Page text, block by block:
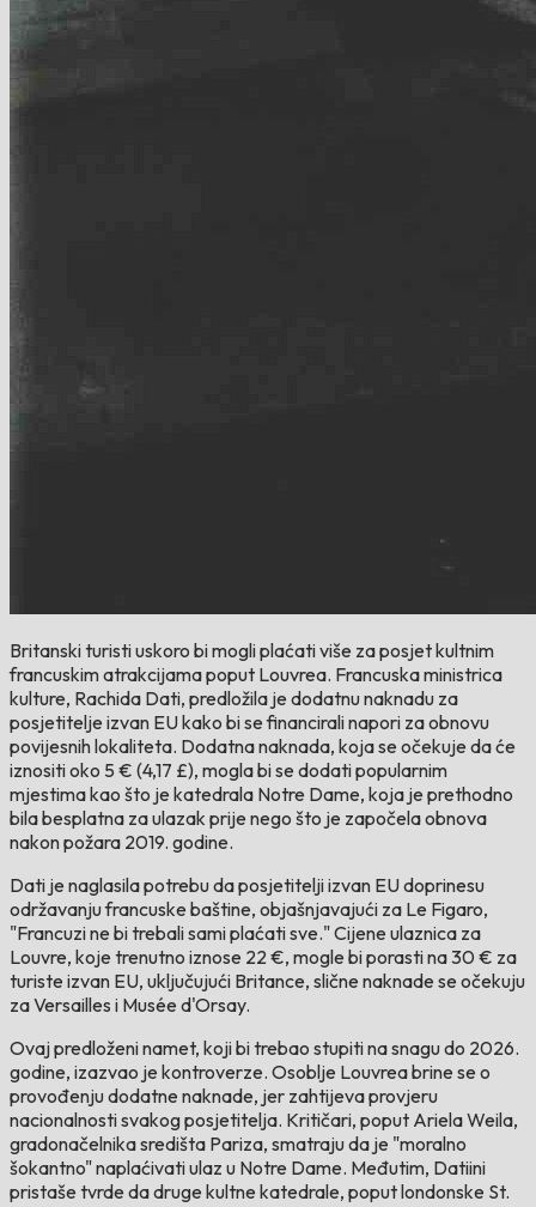
Britanski turisti uskoro bi mogli plaćati više za posjet kultnim
francuskim atrakcijama poput Louvrea. Francuska ministrica
kulture, Rachida Dati, predložila je dodatnu naknadu za
posjetitelje izvan EU kako bi se financirali napori za obnovu
povijesnih lokaliteta. Dodatna naknada, koja se očekuje da će
iznositi oko 5 € (4,17 £), mogla bi se dodati popularnim
mjestima kao što je katedrala Notre Dame, koja je prethodno
bila besplatna za ulazak prije nego što je započela obnova
nakon požara 2019. godine.
Dati je naglasila potrebu da posjetitelji izvan EU doprinesu
održavanju francuske baštine, objašnjavajući za Le Figaro,
"Francuzi ne bi trebali sami plaćati sve." Cijene ulaznica za
Louvre, koje trenutno iznose 22 €, mogle bi porasti na 30 € za
turiste izvan EU, uključujući Britance, slične naknade se očekuju
za Versailles i Musée d'Orsay.
Ovaj predloženi namet, koji bi trebao stupiti na snagu do 2026.
godine, izazvao je kontroverze. Osoblje Louvrea brine se o
provođenju dodatne naknade, jer zahtijeva provjeru
nacionalnosti svakog posjetitelja. Kritičari, poput Ariela Weila,
gradonačelnika središta Pariza, smatraju da je "moralno
šokantno" naplaćivati ulaz u Notre Dame. Međutim, Datiini
pristaše tvrde da druge kultne katedrale, poput londonske St.